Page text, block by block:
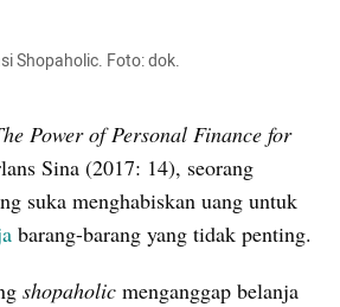
Shopaholic. Foto: dok.
Power of Personal Finance for
suka menghabiskan uang untuk
barang-barang yang tidak penting.
shopaholic menganggap belanja